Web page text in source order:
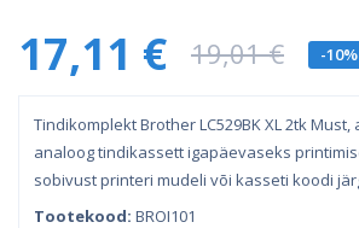
17,11 € 19,01 € -10%
Tindikomplekt Brother LC529BK XL 2tk
analoog tindikassett igapäevaseks
sobivust printeri mudeli või kasseti koodi
Tootekood: BROI101